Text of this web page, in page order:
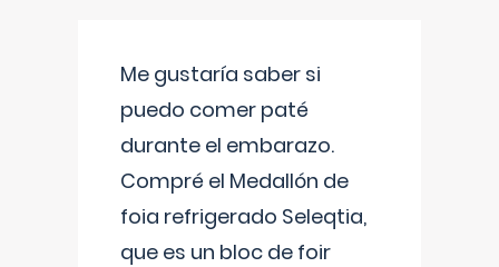
Me gustaría saber si
puedo comer paté
durante el embarazo.
Compré el Medallón de
foia refrigerado Seleqtia,
que es un bloc de foir